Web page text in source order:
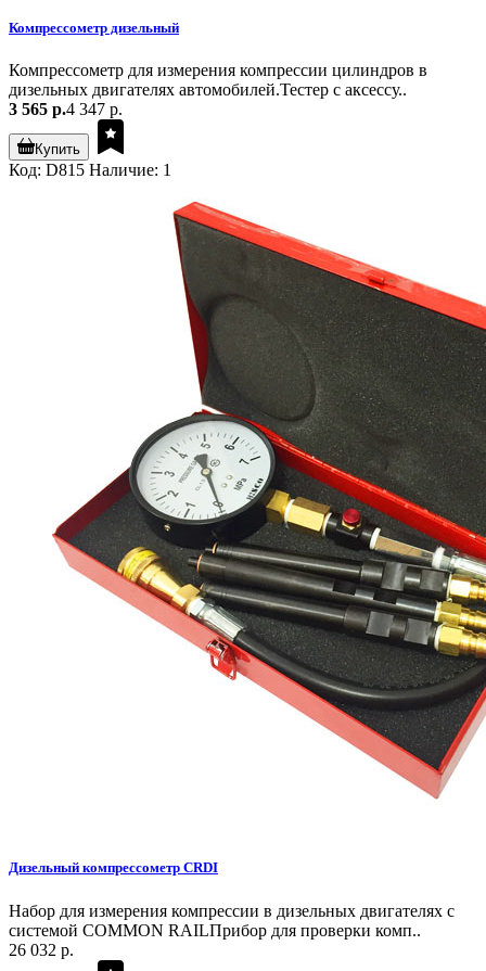
Компрессометр дизельный
Компрессометр для измерения компрессии цилиндров в
дизельных двигателях автомобилей.Тестер с аксессу..
3 565 р.4 347 р.
Купить
Код: D815 Наличие: 1
Дизельный компрессометр CRDI
Набор для измерения компрессии в дизельных двигателях с
системой COMMON RAILПрибор для проверки комп..
26 032 р.